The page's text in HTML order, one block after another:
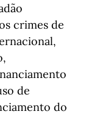
crimes de
de
do